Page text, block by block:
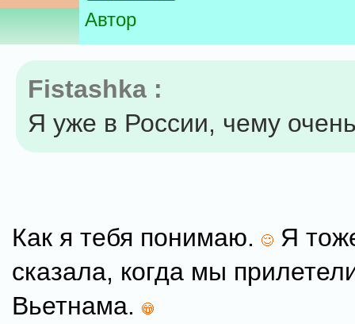
Автор
Fistashka :
Я уже в России, чему
Как я тебя понимаю.
Я
сказала, когда мы
Вьетнама.